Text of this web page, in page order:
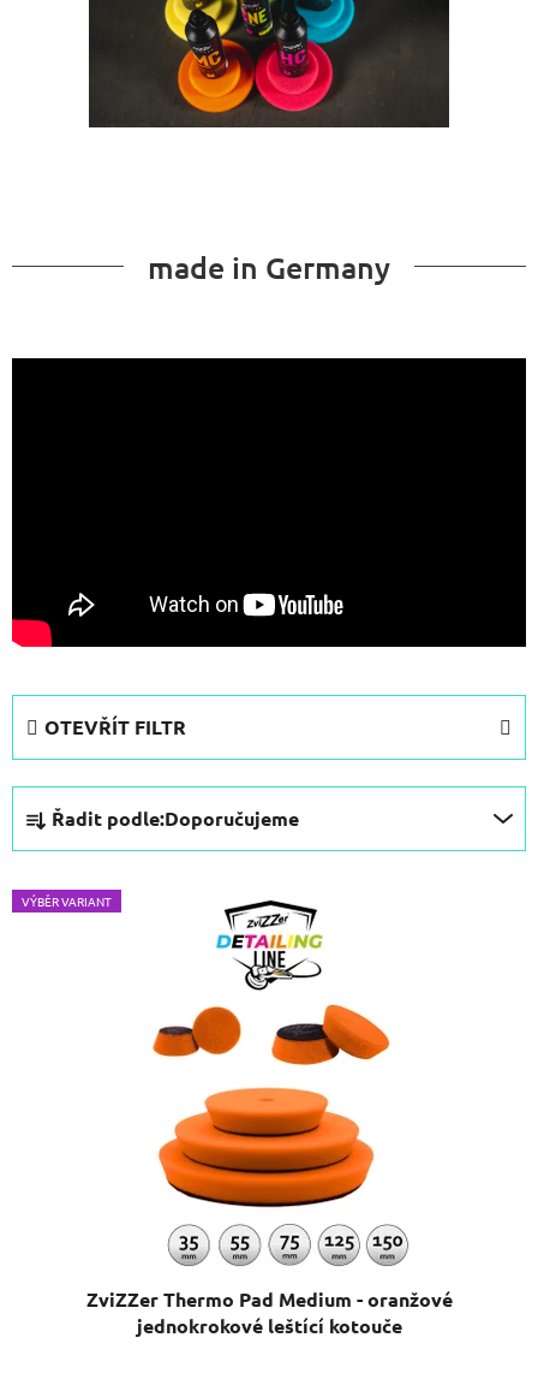
made in Germany
OTEVŘÍT FILTR
Ř
z
e
n
Řadit podle:Doporučujeme
V
ý
VÝBĚR VARIANT
ZviZZer Thermo Pad Medium - oranžové
jednokrokové leštící kotouče